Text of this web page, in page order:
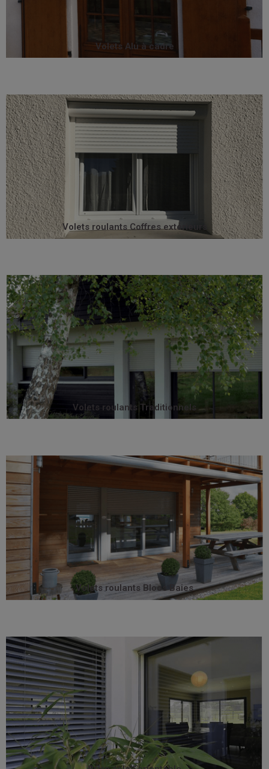
Volets Alu à cadre
Volets Alu à cadre
Volets roulants Coffres extérieurs
Volets roulants Coffres extérieurs
Particulièrement appréciés en rénovation quand aucun
emplacement n'est prévu pour un volet roulant, les
coffres extérieurs ajoutent également une dimension
architecturale design aux façades. Le DECO VE² est le
volet roulant idéal pour la rénovation.
Volets roulants Traditionnels
Volets roulants Traditionnels
Les volets traditionnels s’adaptent à tous les coffres
menuisés ou maçonnés, neuf ou rénovation.
Complètement intégrés au bâti, ils sont invisibles en
position relevée et préservent un clair de vitrage
maximum.
Volets roulants Blocs Baies
Volets roulants Blocs Baies
Le bloc-baie est un ensemble « volet + fenêtre » adapté
pour la rénovation lourde et les constructions neuves. En
plus de sa simplicité de pose, les dernières innovations
apportées lui confèrent des performances thermiques,
phoniques et de perméabilité à l’air exceptionnelles,
conformes aux exigences de la RT 2012 et aux
bâtiments basse consommation (BBC).
Brise soleil orientable
Longtemps recommandé par les architectes pour les
bureaux et entreprises, le brise-soleil orientable est
désormais très demandé pour l’habitat individuel.
Elément architectural de premier plan, c’est également
la meilleure solution pour les pièces fortement exposées